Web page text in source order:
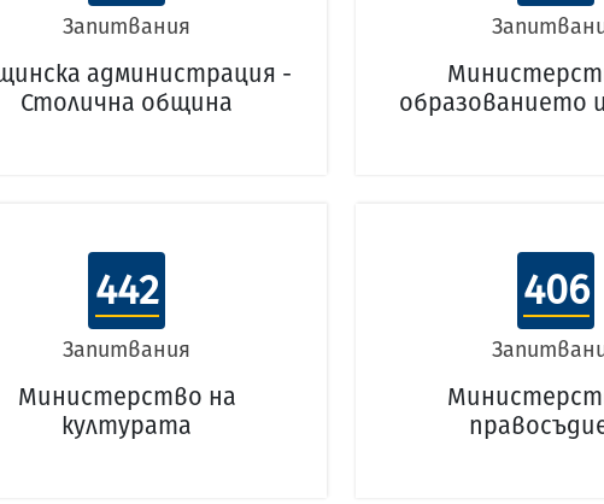
Запитвания
администрация -
Столична община
образованието
442
Запитвания
Министерство на
културата
406